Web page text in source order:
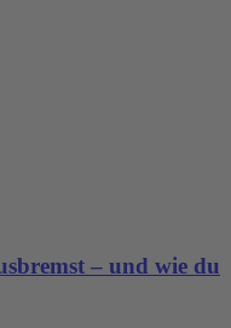
– und wie du